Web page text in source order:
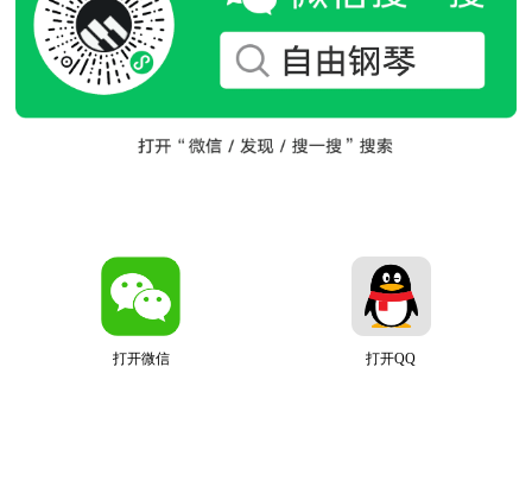
打开微信 打开QQ